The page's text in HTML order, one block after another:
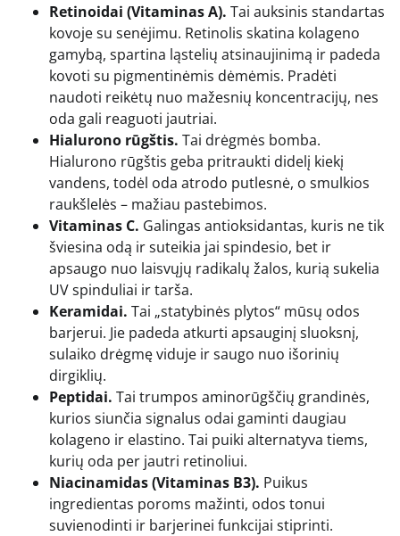
Retinoidai (Vitaminas A). Tai auksinis standartas
kovoje su senėjimu. Retinolis skatina kolageno
gamybą, spartina ląstelių atsinaujinimą ir padeda
kovoti su pigmentinėmis dėmėmis. Pradėti
naudoti reikėtų nuo mažesnių koncentracijų, nes
oda gali reaguoti jautriai.
Hialurono rūgštis. Tai drėgmės bomba.
Hialurono rūgštis geba pritraukti didelį kiekį
vandens, todėl oda atrodo putlesnė, o smulkios
raukšlelės – mažiau pastebimos.
Vitaminas C. Galingas antioksidantas, kuris ne tik
šviesina odą ir suteikia jai spindesio, bet ir
apsaugo nuo laisvųjų radikalų žalos, kurią sukelia
UV spinduliai ir tarša.
Keramidai. Tai „statybinės plytos“ mūsų odos
barjerui. Jie padeda atkurti apsauginį sluoksnį,
sulaiko drėgmę viduje ir saugo nuo išorinių
dirgiklių.
Peptidai. Tai trumpos aminorūgščių grandinės,
kurios siunčia signalus odai gaminti daugiau
kolageno ir elastino. Tai puiki alternatyva tiems,
kurių oda per jautri retinoliui.
Niacinamidas (Vitaminas B3). Puikus
ingredientas poroms mažinti, odos tonui
suvienodinti ir barjerinei funkcijai stiprinti.